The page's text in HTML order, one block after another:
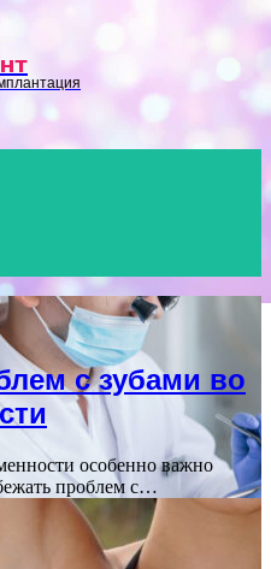
с зубами во
особенно важно
проблем с…